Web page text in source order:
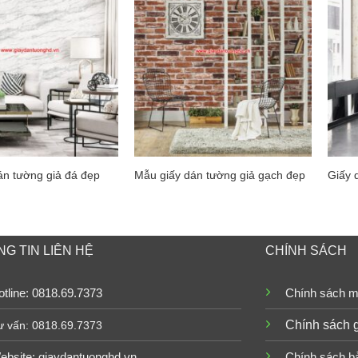
tường giả đá đẹp Mẫu giấy dán tường giả gạch đẹp Giấy
TIN LIÊN HỆ
0818.69.7373
vấn: 0818.69.7373
CHÍNH SÁCH
Chính sách
Chính sách